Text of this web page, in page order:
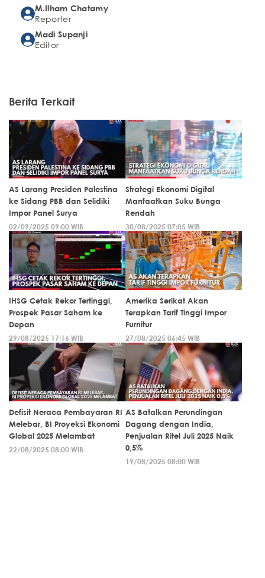
M.Ilham Chatamy
Reporter
Madi Supanji
Editor
Berita Terkait
AS Larang Presiden Palestina
ke Sidang PBB dan Selidiki
Impor Panel Surya
02/09/2025 09:00 WIB
Strategi Ekonomi Digital
Manfaatkan Suku Bunga
Rendah
30/08/2025 07:05 WIB
IHSG Cetak Rekor Tertinggi,
Prospek Pasar Saham ke
Depan
29/08/2025 17:16 WIB
Amerika Serikat Akan
Terapkan Tarif Tinggi Impor
Furnitur
27/08/2025 06:45 WIB
Defisit Neraca Pembayaran RI
Melebar, BI Proyeksi Ekonomi
Global 2025 Melambat
22/08/2025 08:00 WIB
AS Batalkan Perundingan
Dagang dengan India,
Penjualan Ritel Juli 2025 Naik
0,5%
19/08/2025 08:00 WIB